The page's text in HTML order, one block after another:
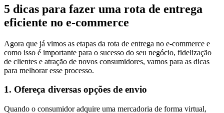
5 dicas para fazer uma rota de entrega
eficiente no e-commerce
Agora que já vimos as etapas da rota de entrega no e-commerce e
como isso é importante para o sucesso do seu negócio, fidelização
de clientes e atração de novos consumidores, vamos para as dicas
para melhorar esse processo.
1. Ofereça diversas opções de envio
Quando o consumidor adquire uma mercadoria de forma virtual,